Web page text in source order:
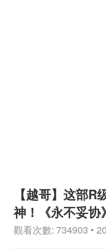
【越哥】这部
神！《永不妥协》
觀看次數: 734903 •